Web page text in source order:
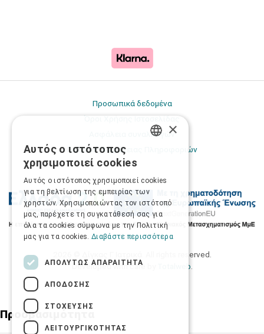
Προσωπικά δεδομένα
Όροι Χρήσης Ιστοσελίδας
Ασφάλεια συναλλαγών
Πολιτική Ασφάλειας Πληροφοριών
2026 © Δίγκας Γ. Ιατρικά. All rights reserved.
Developed with care by
Totalweb
Προσβασιμότητα
×
Αυτός ο ιστότοπος
χρησιμοποιεί cookies
Αυτός ο ιστότοπος χρησιμοποιεί cookies
για τη βελτίωση της εμπειρίας των
χρηστών. Χρησιμοποιώντας τον ιστότοπό
μας, παρέχετε τη συγκατάθεσή σας για
όλα τα cookies σύμφωνα με την Πολιτική
μας για τα cookies. Διαβάστε περισσότερα
ΑΠΟΛΎΤΩΣ ΑΠΑΡΑΊΤΗΤΑ
ΑΠΌΔΟΣΗΣ
ΣΤΌΧΕΥΣΗΣ
ΛΕΙΤΟΥΡΓΙΚΌΤΗΤΑΣ